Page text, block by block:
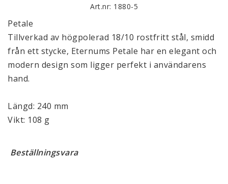
Art.nr: 1880-5
Petale
Tillverkad av högpolerad 18/10 rostfritt stål, smidd
från ett stycke, Eternums Petale har en elegant och
modern design som ligger perfekt i användarens
hand.
Längd: 240 mm
Vikt: 108 g
Beställningsvara